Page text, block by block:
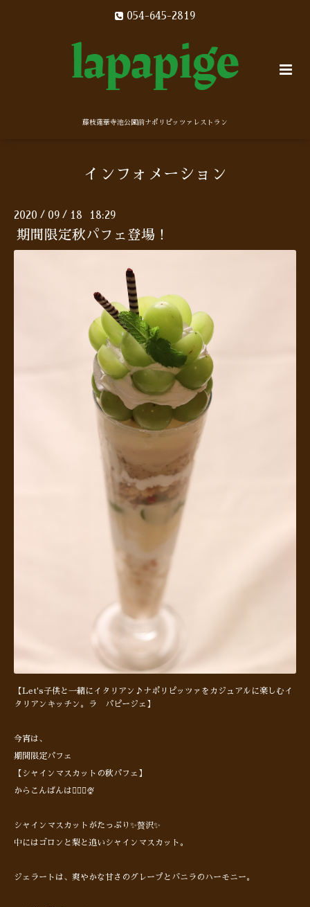
054-645-2819
藤枝蓮華寺池公園前ナポリピッツァレストラン
インフォメーション
2020 / 09 / 18 18:29
期間限定秋パフェ登場！
【Let's子供と一緒にイタリアン♪ナポリピッツァをカジュアルに楽しむイ
タリアンキッチン。ラ パピージェ】
今宵は、
期間限定パフェ
【シャインマスカットの秋パフェ】
からこんばんは🙋🏻‍♂️🍨
シャインマスカットがたっぷり✨贅沢✨
中にはゴロンと梨と追いシャインマスカット。
ジェラートは、爽やかな甘さのグレープとバニラのハーモニー。